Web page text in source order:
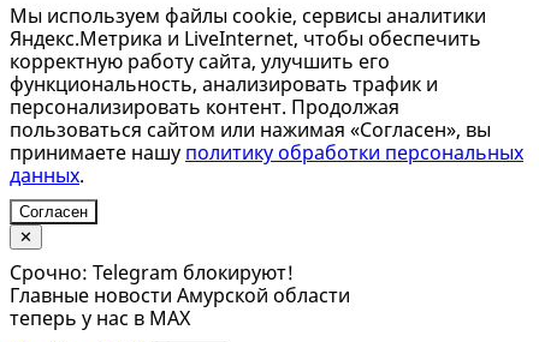
Мы используем файлы cookie, сервисы аналитики
Яндекс.Метрика и LiveInternet, чтобы обеспечить
корректную работу сайта, улучшить его
функциональность, анализировать трафик и
персонализировать контент. Продолжая
пользоваться сайтом или нажимая «Согласен», вы
принимаете нашу политику обработки персональных
данных.
Согласен
✕
Срочно: Telegram блокируют!
Главные новости Амурской области
теперь у нас в MAX